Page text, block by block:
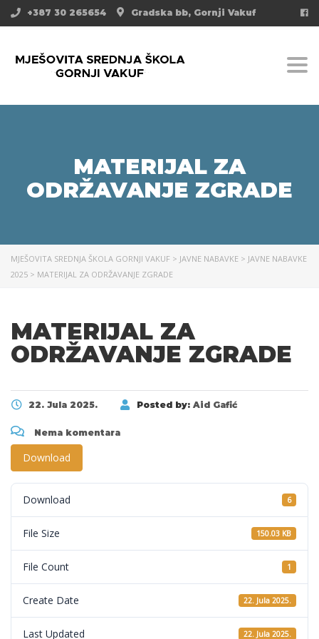
Gradska bb, Gornji Vakuf
+387 30 265654
MATERIJAL ZA
ODRŽAVANJE ZGRADE
MJEŠOVITA SREDNJA ŠKOLA GORNJI VAKUF > JAVNE NABAVKE > JAVNE NABAVKE
2025 > MATERIJAL ZA ODRŽAVANJE ZGRADE
MATERIJAL ZA
ODRŽAVANJE ZGRADE
22. Jula 2025. Posted by: Aid Gafić
Nema komentara
Download
Download 6
File Size 150.03 KB
File Count 1
Create Date 22. Jula 2025.
Last Updated 22. Jula 2025.